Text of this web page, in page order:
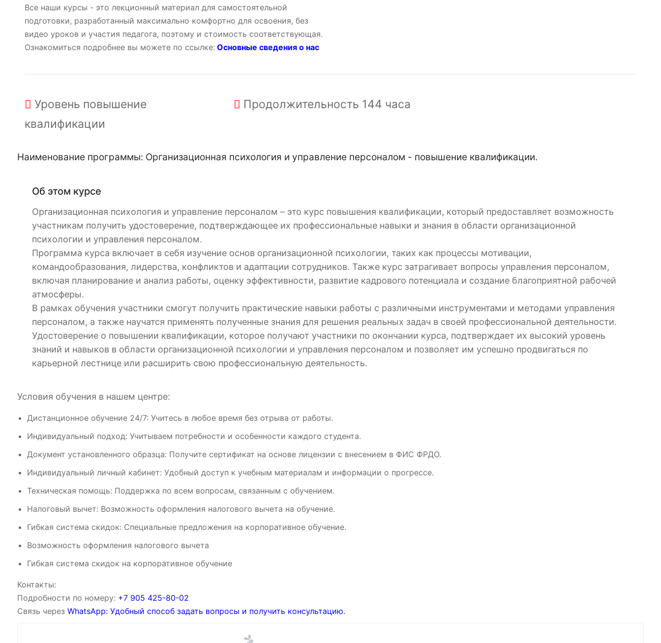
Все наши курсы - это лекционный материал для самостоятельной
подготовки, разработанный максимально комфортно для освоения, без
видео уроков и участия педагога, поэтому и стоимость соответствующая.
Ознакомиться подробнее вы можете по ссылке: Основные сведения о нас
Уровень повышение
квалификации
Продолжительность 144 часа
Наименование программы: Организационная психология и управление персоналом - повышение квалификации.
Об этом курсе
Организационная психология и управление персоналом – это курс повышения квалификации, который предоставляет возможность
участникам получить удостоверение, подтверждающее их профессиональные навыки и знания в области организационной
психологии и управления персоналом.
Программа курса включает в себя изучение основ организационной психологии, таких как процессы мотивации,
командообразования, лидерства, конфликтов и адаптации сотрудников. Также курс затрагивает вопросы управления персоналом,
включая планирование и анализ работы, оценку эффективности, развитие кадрового потенциала и создание благоприятной рабочей
атмосферы.
В рамках обучения участники смогут получить практические навыки работы с различными инструментами и методами управления
персоналом, а также научатся применять полученные знания для решения реальных задач в своей профессиональной деятельности.
Удостоверение о повышении квалификации, которое получают участники по окончании курса, подтверждает их высокий уровень
знаний и навыков в области организационной психологии и управления персоналом и позволяет им успешно продвигаться по
карьерной лестнице или расширить свою профессиональную деятельность.
Условия обучения в нашем центре:
Дистанционное обучение 24/7: Учитесь в любое время без отрыва от работы.
Индивидуальный подход: Учитываем потребности и особенности каждого студента.
Документ установленного образца: Получите сертификат на основе лицензии с внесением в ФИС ФРДО.
Индивидуальный личный кабинет: Удобный доступ к учебным материалам и информации о прогрессе.
Техническая помощь: Поддержка по всем вопросам, связанным с обучением.
Налоговый вычет: Возможность оформления налогового вычета на обучение.
Гибкая система скидок: Специальные предложения на корпоративное обучение.
Возможность оформления налогового вычета
Гибкая система скидок на корпоративное обучение
Контакты:
Подробности по номеру: ‪‪+7 905 425-80-02‬‬
Связь через WhatsApp: Удобный способ задать вопросы и получить консультацию.